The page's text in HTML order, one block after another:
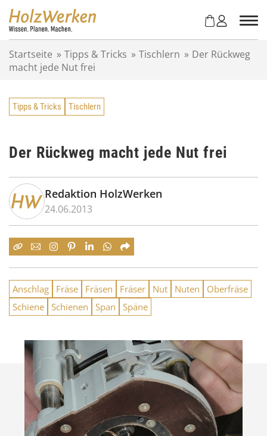
Startseite » Tipps & Tricks » Tischlern » Der Rückweg
macht jede Nut frei
Tipps & Tricks Tischlern
Der Rückweg macht jede Nut frei
Redaktion HolzWerken
24.06.2013
Anschlag Fräse Fräsen Fräser Nut Nuten
Oberfräse
Schiene Schienen Span Späne